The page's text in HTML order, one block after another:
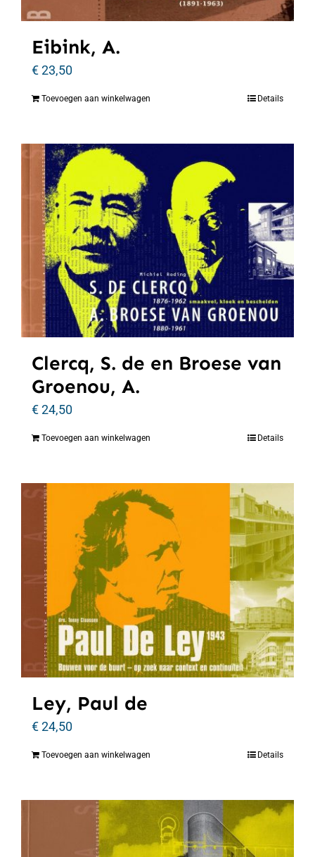
Eibink, A.
€23,50
Toevoegen aan winkelwagen Details
Clercq, S. de en Broese van
Groenou, A.
€24,50
Toevoegen aan winkelwagen Details
Ley, Paul de
€24,50
Toevoegen aan winkelwagen Details